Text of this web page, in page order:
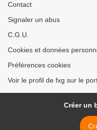
Contact
Signaler un abus
C.G.U.
Cookies et données
Préférences cookies
Voir le profil de fxg sur le
Créer un